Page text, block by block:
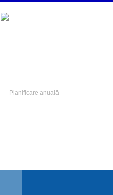
- Planificare anuală